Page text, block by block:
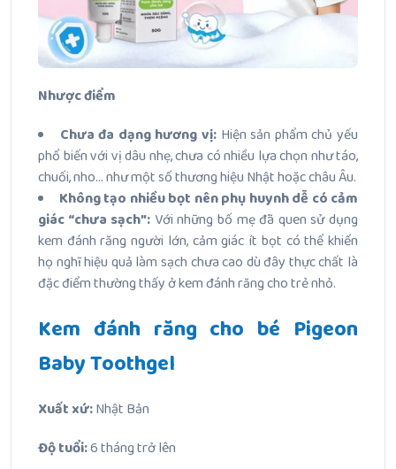
Nhược điểm
Chưa đa dạng hương vị: Hiện sản phẩm chủ yếu
phổ biến với vị dâu nhẹ, chưa có nhiều lựa chọn như táo,
chuối, nho… như một số thương hiệu Nhật hoặc châu Âu.
Không tạo nhiều bọt nên phụ huynh dễ có cảm
giác “chưa sạch”: Với những bố mẹ đã quen sử dụng
kem đánh răng người lớn, cảm giác ít bọt có thể khiến
họ nghĩ hiệu quả làm sạch chưa cao dù đây thực chất là
đặc điểm thường thấy ở kem đánh răng cho trẻ nhỏ.
Kem đánh răng cho bé Pigeon
Baby Toothgel
Xuất xứ:Nhật Bản
Độ tuổi:6 tháng trở lên